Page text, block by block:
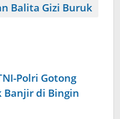
Balita Gizi Buruk
Polri Gotong
Banjir di Bingin